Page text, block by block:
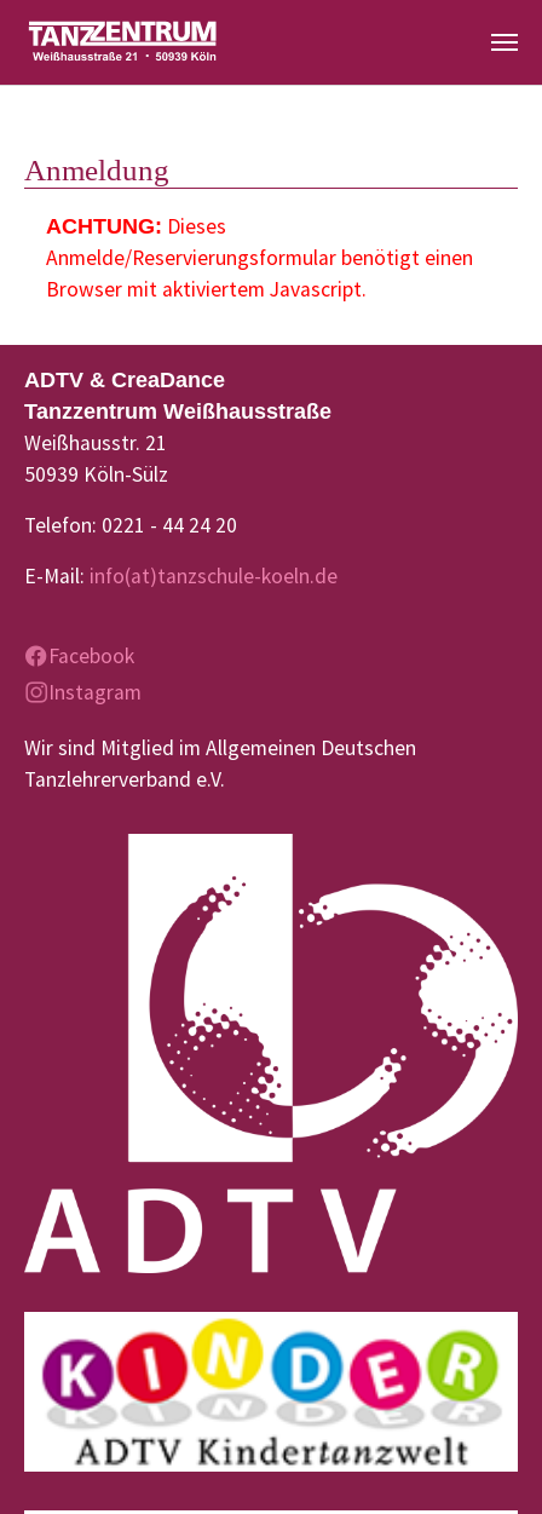
Anmeldung
ACHTUNG: Dieses
Anmelde/Reservierungsformular benötigt einen
Browser mit aktiviertem Javascript.
ADTV & CreaDance
Tanzzentrum Weißhausstraße
Weißhausstr. 21
50939 Köln-Sülz
Telefon: 0221 - 44 24 20
E-Mail: info(at)tanzschule-koeln.de
Facebook
Instagram
Wir sind Mitglied im Allgemeinen Deutschen
Tanzlehrerverband e.V.